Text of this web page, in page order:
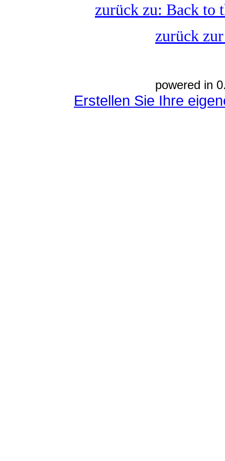
zurück zu: Back to
zurück
powered in
Erstellen Sie Ihre